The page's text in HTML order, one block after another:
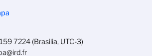
7224 (Brasilia, UTC-3)